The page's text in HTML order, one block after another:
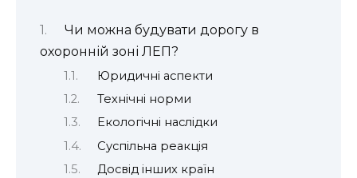
Чи можна будувати дорогу в
охоронній зоні ЛЕП?
Юридичні аспекти
Технічні норми
Екологічні наслідки
Суспільна реакція
Досвід інших країн